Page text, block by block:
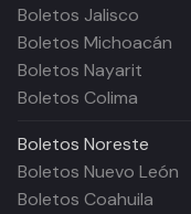
Boletos Jalisco
Boletos Michoacán
Boletos Nayarit
Boletos Colima
Boletos Noreste
Boletos Nuevo León
Boletos Coahuila